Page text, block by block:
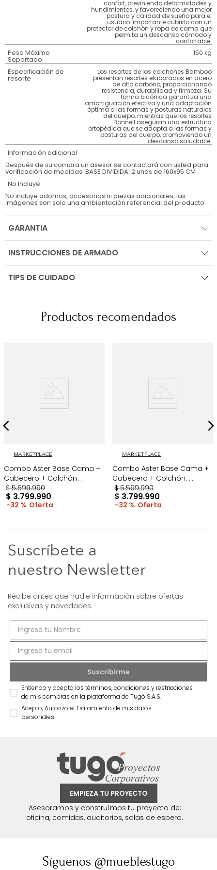
confort, previniendo deformidades y
hundimientos, y favoreciendo una mejor
postura y calidad de sueño para el
usuario. importante cubrirlo con un
protector de colchón y ropa de cama que
permita un descanso cómodo y
confortable.
Peso Máximo
Soportado
150 kg
Especificación de
resorte
Los resortes de los colchones Bamboo
presentan resortes elaborados en acero
de alto carbono, proporcionando
resistencia, durabilidad y firmeza. Su
forma bicónica garantiza una
amortiguación efectiva y una adaptación
óptima a las formas y posturas naturales
del cuerpo, mientras que los resortes
Bonnell aseguran una estructura
ortopédica que se adapta a las formas y
posturas del cuerpo, promoviendo un
descanso saludable.
Información adicional
Después de su compra un asesor se contactará con usted para
verificación de medidas. BASE DIVIDIDA: 2 unds de 160x95 CM
No Incluye
No incluye adornos, accesorios ni piezas adicionales; las
imágenes son solo una ambientación referencial del producto.
GARANTIA
INSTRUCCIONES DE ARMADO
TIPS DE CUIDADO
Productos recomendados
MARKETPLACE
Combo Aster Base Cama +
Cabecero + Colchón
ExtraDoble Gris/Madera
$ 5.599.990
$ 3.799.990
32 %
MARKETPLACE
Combo Aster Base Cama +
Cabecero + Colchón
ExtraDoble Taupe/Cromo
$ 5.599.990
$ 3.799.990
32 %
Suscríbete a
nuestro Newsletter
Recibe antes que nadie información sobre ofertas
exclusivas y novedades.
Entiendo y acepto los términos, condiciones y restricciones
de mis compras en la plataforma de Tugó S.A.S.
Acepto, Autorizo el Tratamiento de mis datos
personales.
EMPIEZA TU PROYECTO
Asesoramos y construímos tu proyecto de:
oficina, comidas, auditorios, salas de espera.
Síguenos @mueblestugo